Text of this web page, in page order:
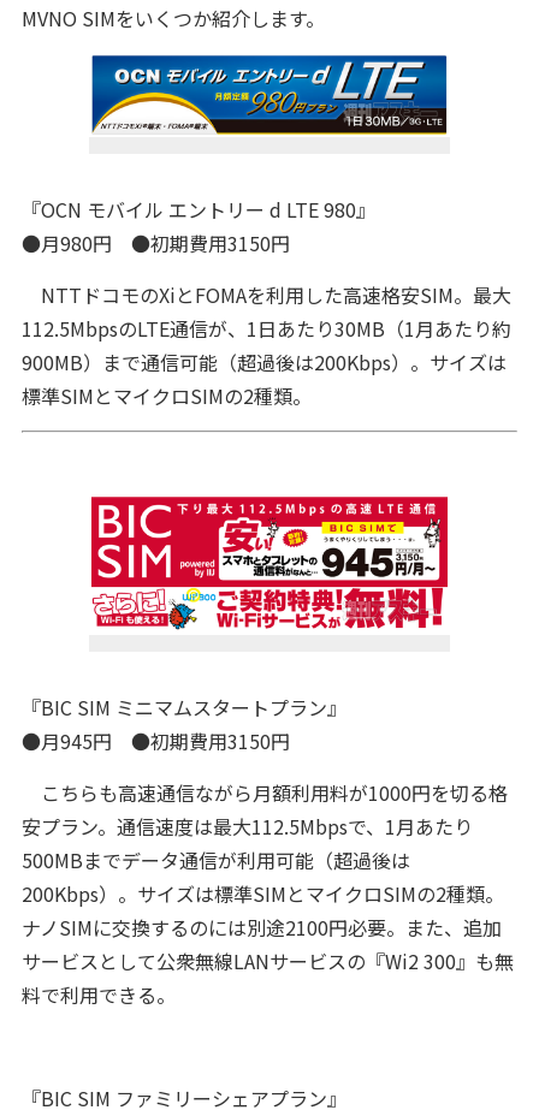
MVNO SIMをいくつか紹介します。
『OCN モバイル エントリー d LTE 980』
●月980円 ●初期費用3150円
NTTドコモのXiとFOMAを利用した高速格安SIM。最大
112.5MbpsのLTE通信が、1日あたり30MB（1月あたり約
900MB）まで通信可能（超過後は200Kbps）。サイズは
標準SIMとマイクロSIMの2種類。
『BIC SIM ミニマムスタートプラン』
●月945円 ●初期費用3150円
こちらも高速通信ながら月額利用料が1000円を切る格
安プラン。通信速度は最大112.5Mbpsで、1月あたり
500MBまでデータ通信が利用可能（超過後は
200Kbps）。サイズは標準SIMとマイクロSIMの2種類。
ナノSIMに交換するのには別途2100円必要。また、追加
サービスとして公衆無線LANサービスの『Wi2 300』も無
料で利用できる。
『BIC SIM ファミリーシェアプラン』